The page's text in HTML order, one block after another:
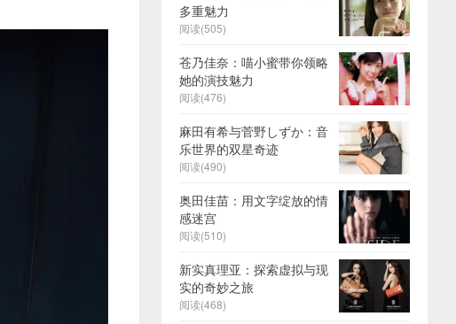
多重魅力
阅读(505)
苍乃佳奈：喵小蜜带你领略
她的演技魅力
阅读(476)
麻田有希与菅野しずか：音
乐世界的双星奇迹
阅读(490)
奥田佳苗：用文字绽放的情
感迷宫
阅读(510)
新实真理亚：探索虚拟与现
实的奇妙之旅
阅读(468)